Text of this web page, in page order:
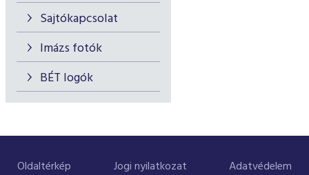
Sajtókapcsolat
Imázs fotók
BÉT logók
Oldaltérkép Jogi nyilatkozat Adatvédelem